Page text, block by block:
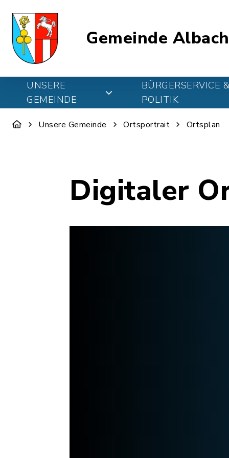
Gemeinde
UNSERE
GEMEINDE
BÜRGERSERVICE
POLITIK
Unsere Gemeinde Ortsportrait Ortsplan
Digitaler